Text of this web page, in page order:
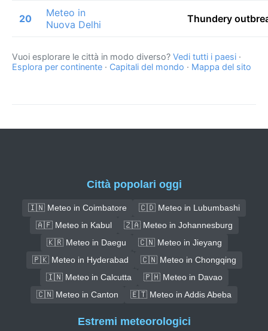
20
Meteo in
Nuova Delhi
Thundery
Vuoi esplorare le città in modo diverso? Vedi tutti i paesi ·
Esplora per continente · Capitali del mondo · Mappa del sito
Città popolari oggi
🇮🇳 Meteo in Coimbatore
🇨🇩 Meteo in Lubumbashi
🇦🇫 Meteo in Kabul
🇿🇦 Meteo in Johannesburg
🇰🇷 Meteo in Daegu
🇨🇳 Meteo in Jieyang
🇵🇰 Meteo in Hyderabad
🇨🇳 Meteo in Chongqing
🇮🇳 Meteo in Calcutta
🇵🇭 Meteo in Davao
🇨🇳 Meteo in Canton
🇪🇹 Meteo in Addis Abeba
Estremi meteorologici